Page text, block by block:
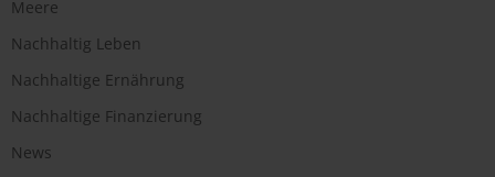
Meere
Nachhaltig Leben
Nachhaltige Ernährung
Nachhaltige Finanzierung
News